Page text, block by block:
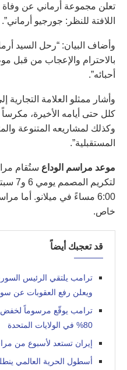
تعلن مجموعة أرماني عن وفاة
اللافتة للنظر: جورجيو أرماني”.
وأضاف البيان: “رحل السيد
بالاحترام والإعجاب من قبل
أحبائه”.
وأشار ممثلو العلامة التجارية
كلل حتى أيامه الأخيرة،
وكذلك لمشاريعه المتنوعة
المستقبلية”.
موعد مراسم الوداع ستُقام
6:00 مساءً في ميلانو. أما
خاص.
قد تعجبك أيضاً
ترامب يلتقي الرئيس
ويعلن رفع العقوبات عن
ترامب يوقّع مرسوماً لخفض
80% في الولايات المتحدة
إيران تستعد لأسبوع من